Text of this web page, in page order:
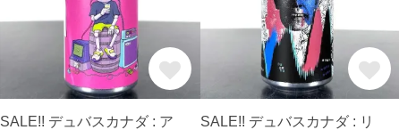
SALE!! デュバスカナダ : ア
SALE!! デュバスカナダ : リ